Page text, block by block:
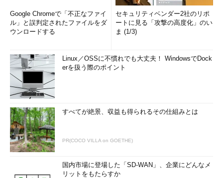
Google Chromeで「不正なファイ
ル」と誤判定されたファイルをダ
ウンロードする
セキュリティベンダー2社のリポ
ートに見る「攻撃の高度化」のい
ま (1/3)
Linux／OSSに不慣れでも大丈夫！ WindowsでDock
erを扱う際のポイント
すべてが絶景、収益も得られるその仕組みとは
PR(COCO VILLA on GOETHE)
国内市場に登場した「SD-WAN」、企業にどんなメ
リットをもたらすか